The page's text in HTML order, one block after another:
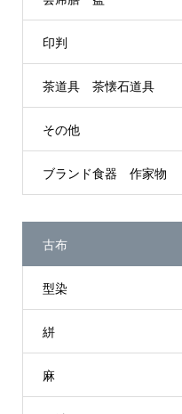
印判
茶道具 茶懐石道具
その他
ブランド食器 作家物
古布
型染
絣
麻